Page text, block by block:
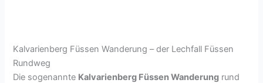
Kalvarienberg Füssen Wanderung – der Lechfall Füssen
Rundweg
Die sogenannte Kalvarienberg Füssen Wanderung rund